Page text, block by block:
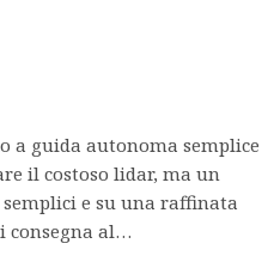
a guida autonoma semplice
il costoso lidar, ma un
e su una raffinata
consegna al…